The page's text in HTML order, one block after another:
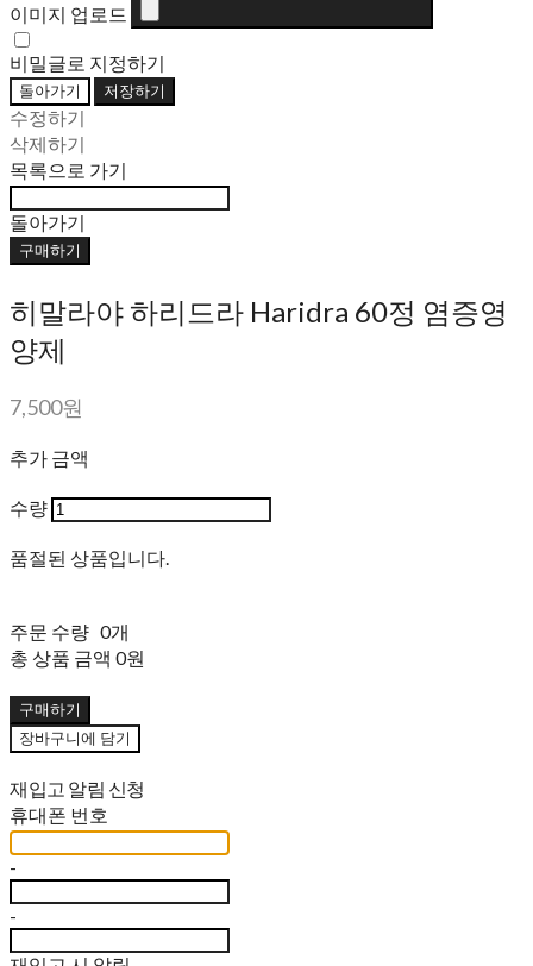
이미지 업로드
비밀글로 지정하기
돌아가기 저장하기
수정하기
삭제하기
목록으로 가기
돌아가기
구매하기
히말라야 하리드라 Haridra 60정 염증영
양제
7,500원
추가 금액
수량
품절된 상품입니다.
주문 수량 0개
총 상품 금액 0원
구매하기
장바구니에 담기
재입고 알림 신청
휴대폰 번호
-
-